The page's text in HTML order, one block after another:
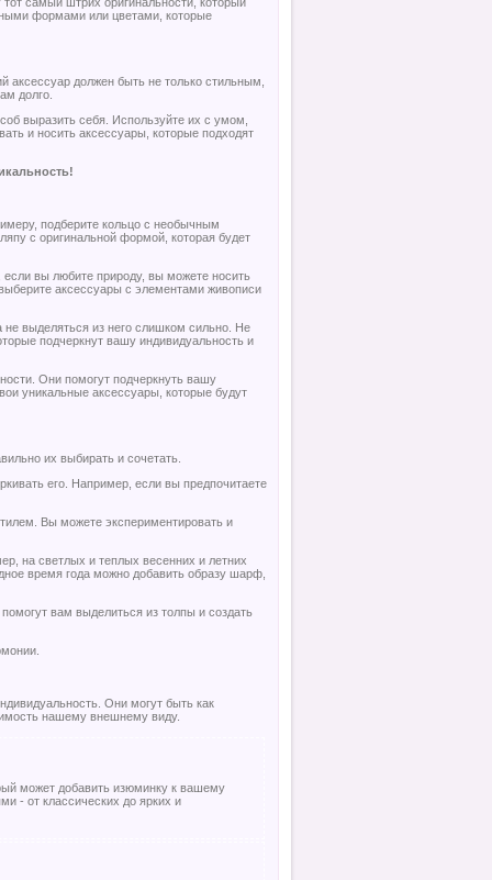
формами или цветами, которые
аксессуар должен быть не только стильным,
долго.
выразить себя. Используйте их с умом,
и носить аксессуары, которые подходят
подберите кольцо с необычным
с оригинальной формой, которая будет
вы любите природу, вы можете носить
аксессуары с элементами живописи
выделяться из него слишком сильно. Не
подчеркнут вашу индивидуальность и
Они помогут подчеркнуть вашу
уникальные аксессуары, которые будут
их выбирать и сочетать.
его. Например, если вы предпочитаете
Вы можете экспериментировать и
на светлых и теплых весенних и летних
время года можно добавить образу шарф,
вам выделиться из толпы и создать
Они могут быть как
нашему внешнему виду.
может добавить изюминку к вашему
- от классических до ярких и